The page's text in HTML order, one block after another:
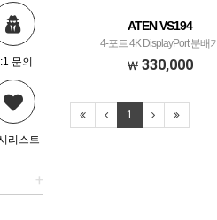
ATEN VS194
4-포트 4K DisplayPort 분배기
330,000
1
문의
리스트
+